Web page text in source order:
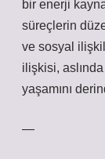
bir enerji
süreçlerin
ve sosyal
ilişkisi,
yaşamını
—